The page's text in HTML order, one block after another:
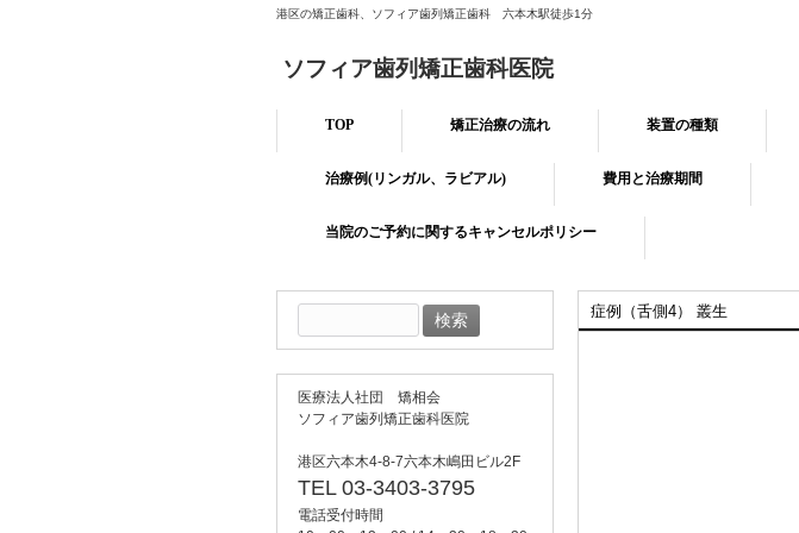
港区の矯正歯科、ソフィア歯列矯正歯科 六本木駅徒歩1分
ソフィア歯列矯正歯科医院
TOP 矯正治療の流れ 装置の種類
治療例(リンガル、ラビアル) 費用と治療期間
当院のご予約に関するキャンセルポリシー
症例（舌側4） 叢生
索:
医療法人社団 矯相会
ソフィア歯列矯正歯科医院
港区六本木4-8-7六本木嶋田ビル2F
TEL 03-3403-3795
電話受付時間